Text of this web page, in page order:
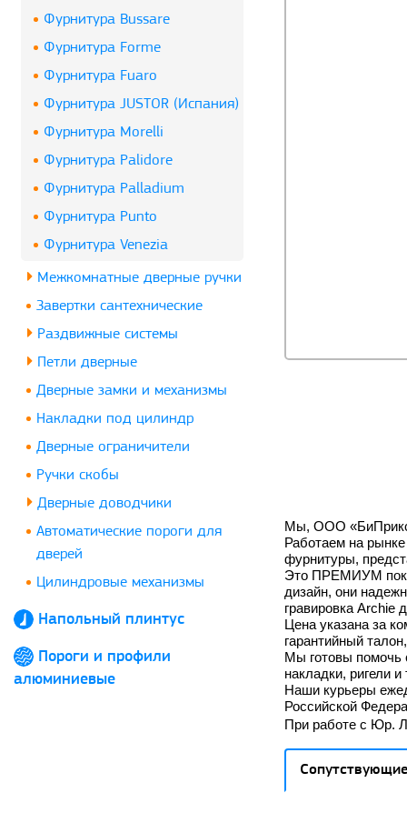
Фурнитура Bussare
Фурнитура Forme
Фурнитура Fuaro
Фурнитура JUSTOR (Испания)
Фурнитура Morelli
Фурнитура Palidore
Фурнитура Palladium
Фурнитура Punto
Фурнитура Venezia
Межкомнатные дверные ручки
Завертки сантехнические
Раздвижные системы
Петли дверные
Дверные замки и механизмы
Накладки под цилиндр
Дверные ограничители
Ручки скобы
Дверные доводчики
Автоматические пороги для
дверей
Цилиндровые механизмы
Напольный плинтус
Пороги и профили
алюминиевые
Мы, ООО
Работаем на
фурнитуры,
Это ПРЕМИУМ
дизайн, они
гравировкаArchie
Цена указана за
гарантийный
Мы готовы помочь
накладки, ригели
Наши курьеры
Российской
При работе с Юр.